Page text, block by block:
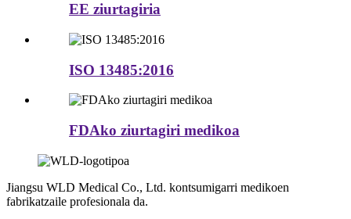
EE ziurtagiria
ISO 13485:2016
FDAko ziurtagiri medikoa
Jiangsu WLD Medical Co., Ltd. kontsumigarri medikoen
fabrikatzaile profesionala da.